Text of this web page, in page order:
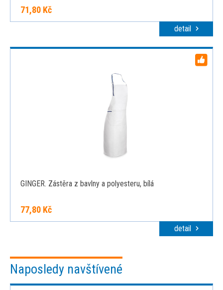
71,80 Kč
detail
GINGER. Zástěra z bavlny a polyesteru, bílá
77,80 Kč
detail
Naposledy navštívené